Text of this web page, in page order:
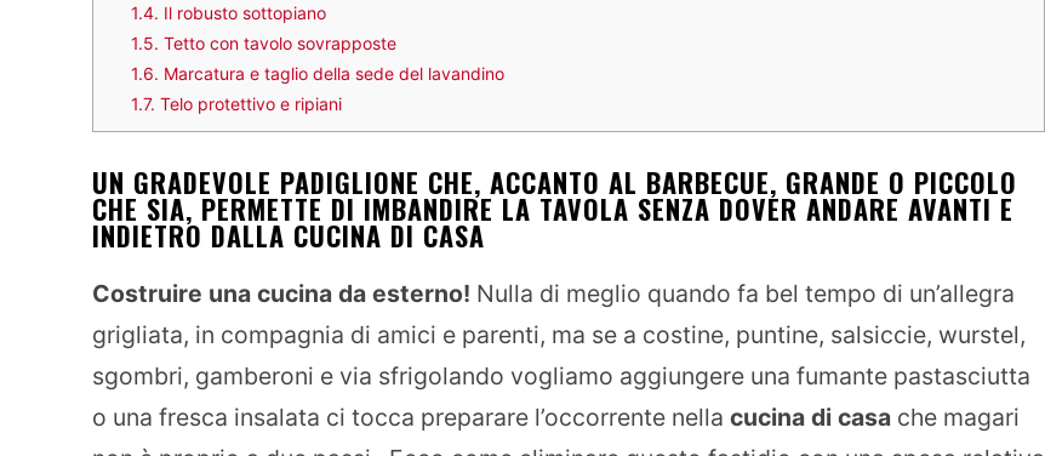
1.4. Il robusto sottopiano
1.5. Tetto con tavolo sovrapposte
1.6. Marcatura e taglio della sede del lavandino
1.7. Telo protettivo e ripiani
UN GRADEVOLE PADIGLIONE CHE, ACCANTO AL BARBECUE, GRANDE O PICCOLO
CHE SIA, PERMETTE DI IMBANDIRE LA TAVOLA SENZA DOVER ANDARE AVANTI E
INDIETRO DALLA CUCINA DI CASA
Costruire una cucina da esterno! Nulla di meglio quando fa bel tempo di un’allegra
grigliata, in compagnia di amici e parenti, ma se a costine, puntine, salsiccie, wurstel,
sgombri, gamberoni e via sfrigolando vogliamo aggiungere una fumante pastasciutta
o una fresca insalata ci tocca preparare l’occorrente nella cucina di casa che magari